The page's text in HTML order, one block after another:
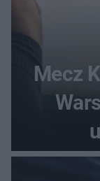
Mecz